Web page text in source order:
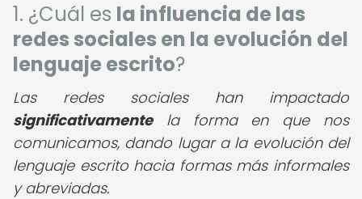
1. ¿Cuál es la influencia de las
redes sociales en la evolución del
lenguaje escrito?
Las redes sociales han impactado
significativamentela forma en que nos
comunicamos, dando lugar a la evolución del
lenguaje escrito hacia formas más informales
y abreviadas.